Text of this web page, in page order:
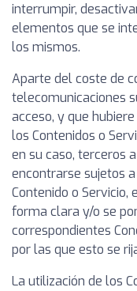
interrumpir,
elementos que se
los mismos.
Aparte del coste de
telecomunicaciones
acceso, y que
los Contenidos o
en su caso, terceros
encontrarse sujetos
Contenido o Servicio,
forma clara y/o se
correspondientes
por las que esto se
La utilización de los